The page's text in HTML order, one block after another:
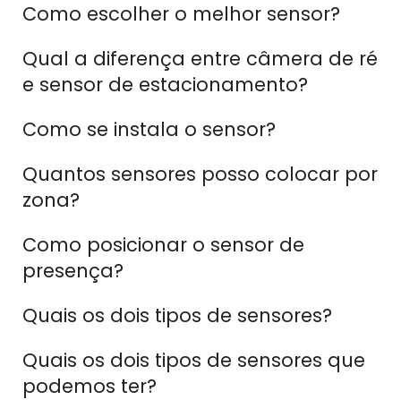
Como escolher o melhor sensor?
Qual a diferença entre câmera de ré
e sensor de estacionamento?
Como se instala o sensor?
Quantos sensores posso colocar por
zona?
Como posicionar o sensor de
presença?
Quais os dois tipos de sensores?
Quais os dois tipos de sensores que
podemos ter?